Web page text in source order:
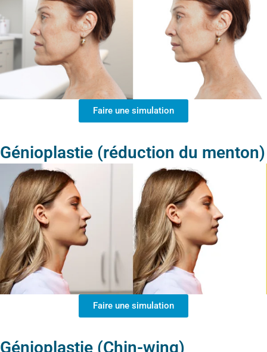
Faire une simulation
Génioplastie (réduction du menton)
Faire une simulation
Génioplastie (Chin-wing)